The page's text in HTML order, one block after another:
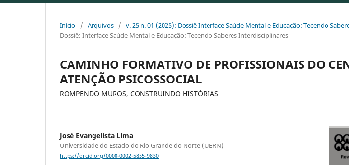
Início / Arquivos / v. 25 n. 01 (2025): Dossiê Interface Saúde Mental e Educação: Tecendo
Dossiê: Interface Saúde Mental e Educação: Tecendo Saberes Interdisciplinares
CAMINHO FORMATIVO DE PROFISSIONAIS DO
ATENÇÃO PSICOSSOCIAL
ROMPENDO MUROS, CONSTRUINDO HISTÓRIAS
José Evangelista Lima
Universidade do Estado do Rio Grande do Norte (UERN)
https://orcid.org/0000-0002-5855-9830